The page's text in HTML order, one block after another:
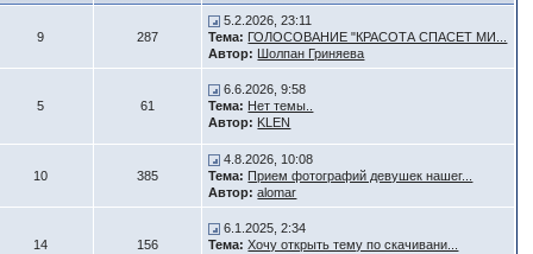
9 287
5.2.2026, 23:11
Тема: ГОЛОСОВАНИЕ "КРАСОТА СПАСЕТ МИ...
Автор:
Шолпан Гриняева
5 61
6.6.2026, 9:58
Тема: Нет темы..
Автор: KLEN
10 385
4.8.2026, 10:08
Тема: Прием фотографий девушек нашег...
Автор: alomar
14 156
6.1.2025, 2:34
Тема: Хочу открыть тему по скачивани...